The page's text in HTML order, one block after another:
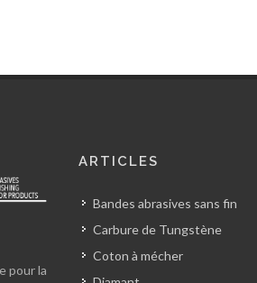
pour la
ARTICLES
Bandes abrasives sans fin
Carbure de Tungstène
Coton à mécher